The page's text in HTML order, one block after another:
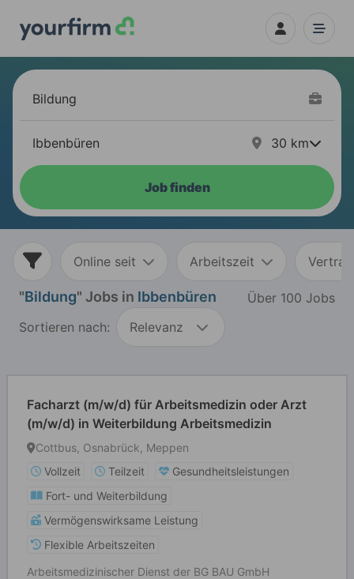
30 km
Job finden
Online seit Arbeitszeit
"Bildung" Jobs in Ibbenbüren
Über 100 Jobs
Sortieren nach:
Relevanz
Facharzt (m/w/d) für Arbeitsmedizin oder Arzt
(m/w/d) in Weiterbildung Arbeitsmedizin
Cottbus, Osnabrück, Meppen
Vollzeit
Teilzeit
Gesundheitsleistungen
Fort- und Weiterbildung
Vermögenswirksame Leistung
Flexible Arbeitszeiten
Arbeitsmedizinischer Dienst der BG BAU GmbH